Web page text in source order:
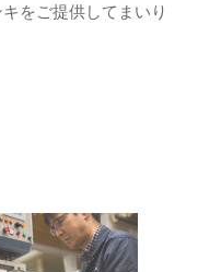
をご提供してまいり